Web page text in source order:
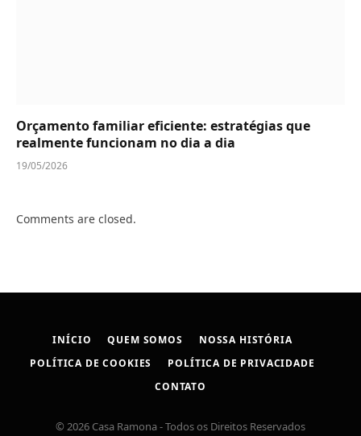
Orçamento familiar eficiente: estratégias que
realmente funcionam no dia a dia
19/05/2026
Comments are closed.
INÍCIO QUEM SOMOS
NOSSA HISTÓRIA
POLÍTICA DE COOKIES
POLÍTICA DE PRIVACIDADE
CONTATO
© 2026 Casa Ramona - Todos os Direitos Reservados